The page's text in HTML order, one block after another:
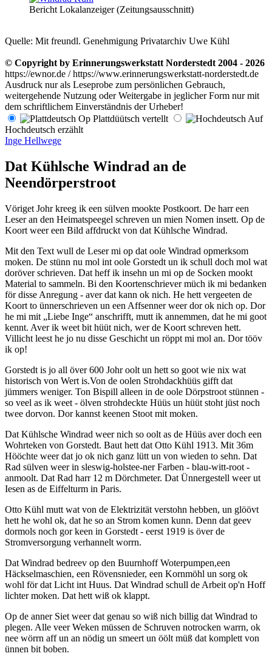
Bericht Lokalanzeiger (Zeitungsausschnitt)
Quelle: Mit freundl. Genehmigung Privatarchiv Uwe Kühl
© Copyright by Erinnerungswerkstatt Norderstedt 2004 - 2026
https://ewnor.de / https://www.erinnerungswerkstatt-norderstedt.de
Ausdruck nur als Leseprobe zum persönlichen Gebrauch,
weitergehende Nutzung oder Weitergabe in jeglicher Form nur mit
dem schriftlichem Einverständnis der Urheber!
Op Plattdüütsch vertellt
Auf
Hochdeutsch erzählt
Inge Hellwege
Dat Kühlsche Windrad an de
Neendörperstroot
Vöriget Johr kreeg ik een sülven mookte Postkoort. De harr een
Leser an den Heimatspeegel schreven un mien Nomen insett. Op de
Koort weer een Bild affdruckt von dat Kühlsche Windrad.
Mit den Text wull de Leser mi op dat oole Windrad opmerksom
moken. De stünn nu mol int oole Gorstedt un ik schull doch mol wat
doröver schrieven. Dat heff ik insehn un mi op de Socken mookt
Material to sammeln. Bi den Koortenschriever müch ik mi bedanken
för disse Anregung - aver dat kann ok nich. He hett vergeeten de
Koort to ünnerschrieven un een Affsenner weer dor ok nich op. Dor
he mi mit
Liebe Inge
anschrifft, mutt ik annemmen, dat he mi goot
kennt. Aver ik weet bit hüüt nich, wer de Koort schreven hett.
Villicht leest he jo nu disse Geschicht un röppt mi mol an. Dor tööv
ik op!
Gorstedt is jo all över 600 Johr oolt un hett so goot wie nix wat
historisch von Wert is.Von de oolen Strohdackhüüs gifft dat
jümmers weniger. Ton Bispill alleen in de oole Dörpstroot stünnen -
so veel as ik weet - ölven strohdeckte Hüüs un hüüt stoht jüst noch
twee dorvon. Dor kannst keenen Stoot mit moken.
Dat Kühlsche Windrad weer nich so oolt as de Hüüs aver doch een
Wohrteken von Gorstedt. Baut hett dat Otto Kühl 1913. Mit 36m
Hööchte weer dat jo ok nich ganz lütt un von wieden to sehn. Dat
Rad sülven weer in sleswig-holstee-ner Farben - blau-witt-root -
anmoolt. Dat Rad harr 12 m Dörchmeter. Dat Ünnergestell weer ut
Iesen as de Eiffelturm in Paris.
Otto Kühl mutt wat von de Elektrizität verstohn hebben, un glöövt
hett he wohl ok, dat he so an Strom komen kunn. Denn dat geev
dormols noch gor keen in Gorstedt - eerst 1919 is över de
Stromversorgung verhannelt worrn.
Dat Windrad bedreev op den Buurnhoff Woterpumpen,een
Häckselmaschien, een Rövensnieder, een Kornmöhl un sorg ok
wohl för dat Licht int Huus. Dat Windrad schull de Arbeit op'n Hoff
lichter moken. Dat hett wiß ok klappt.
Op de anner Siet weer dat genau so wiß nich billig dat Windrad to
plegen. Alle veer Weken müssen de Schruven notrocken warrn, ok
nee wörrn aff un an nödig un smeert un öölt müß dat komplett von
ünnen bit boben.